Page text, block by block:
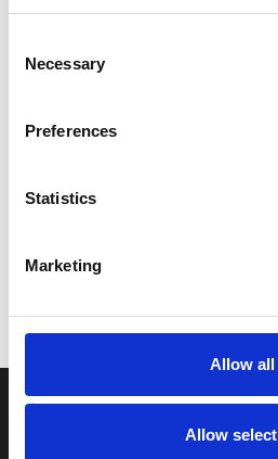
Selection
Necessary
Preferences
Statistics
Marketing
Allow all
Allow
Komplet Brændstofspumpe til Hidea
Bemærk billeder er et arkivbillede og
Derfor kan der i enkelte tilfælde være
leveres, eller hvor prisen afviger fra